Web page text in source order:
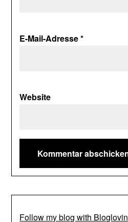
E-Mail-Adresse*
Website
Follow my blog with Bloglovin